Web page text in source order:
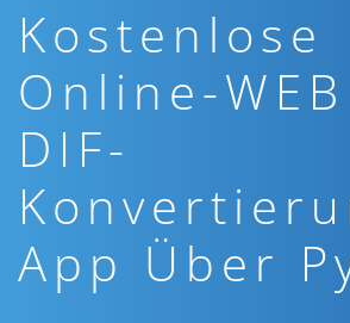
Kostenlose
Online-
DIF-
App Über